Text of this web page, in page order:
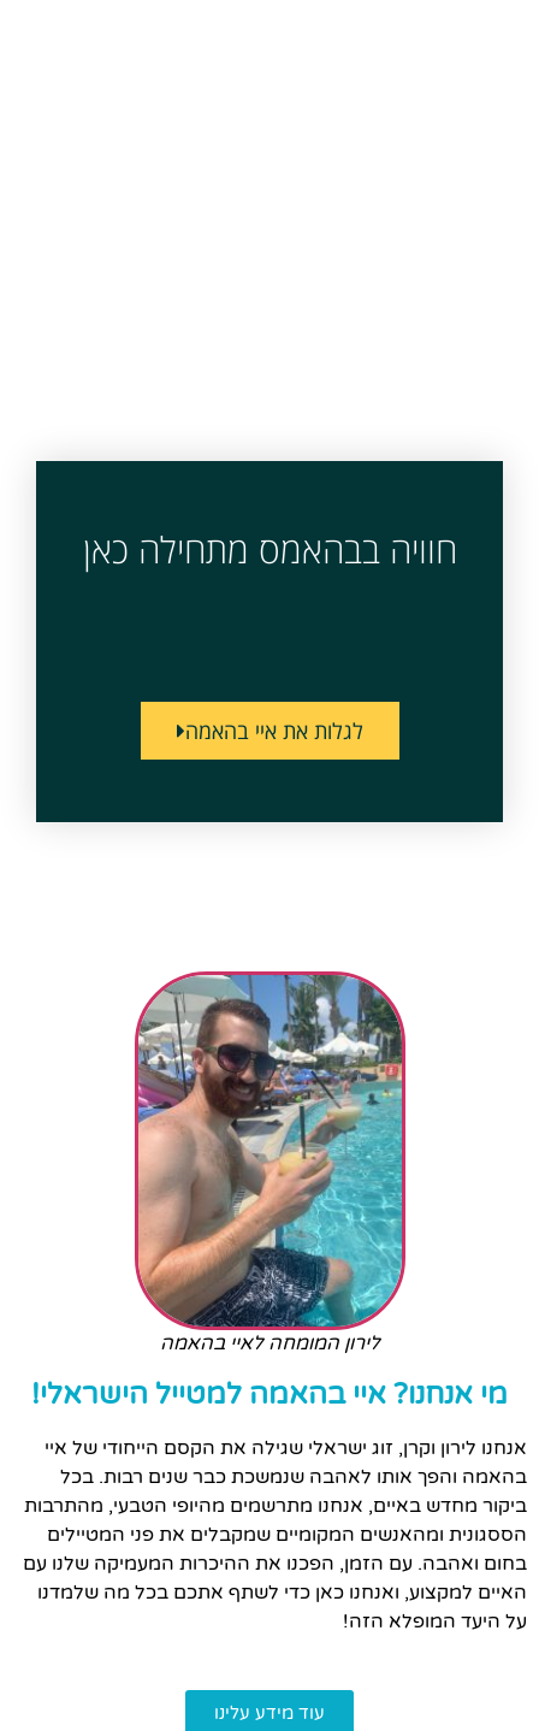
חוויה בבהאמס מתחילה כאן
לגלות את איי בהאמה
לירון המומחה לאיי בהאמה
מי אנחנו? איי בהאמה למטייל הישראלי!
אנחנו לירון וקרן, זוג ישראלי שגילה את הקסם הייחודי של איי
בהאמה והפך אותו לאהבה שנמשכת כבר שנים רבות. בכל
ביקור מחדש באיים, אנחנו מתרשמים מהיופי הטבעי, מהתרבות
הססגונית ומהאנשים המקומיים שמקבלים את פני המטיילים
בחום ואהבה. עם הזמן, הפכנו את ההיכרות המעמיקה שלנו עם
האיים למקצוע, ואנחנו כאן כדי לשתף אתכם בכל מה שלמדנו
על היעד המופלא הזה!
עוד מידע עלינו